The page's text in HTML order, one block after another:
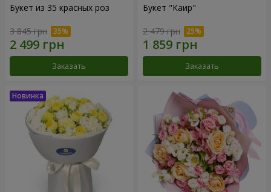
Букет из 35 красных роз
3 845 грн
Заказать
Букет "Каир"
2 479 грн
Заказать